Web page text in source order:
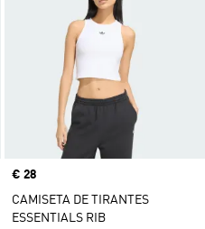
Precio
€ 28
CAMISETA DE TIRANTES
ESSENTIALS RIB